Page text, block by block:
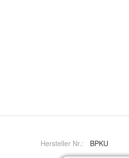
Hersteller Nr.: BPKU